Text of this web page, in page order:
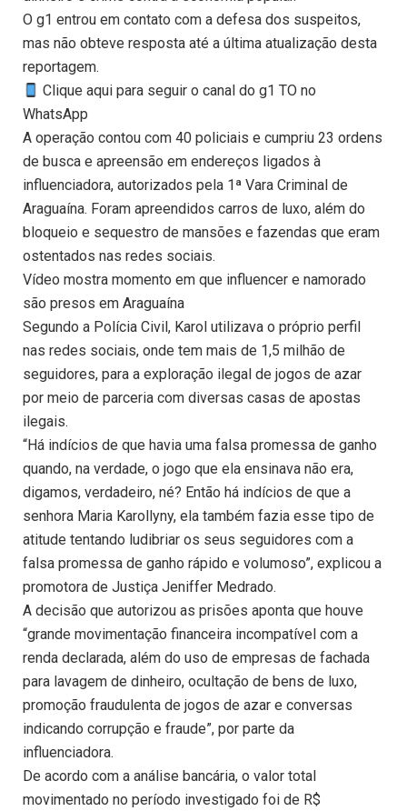
O g1 entrou em contato com a defesa dos suspeitos,
mas não obteve resposta até a última atualização desta
reportagem.
Clique aqui para seguir o canal do g1 TO no
WhatsApp
A operação contou com 40 policiais e cumpriu 23 ordens
de busca e apreensão em endereços ligados à
influenciadora, autorizados pela 1ª Vara Criminal de
Araguaína. Foram apreendidos carros de luxo, além do
bloqueio e sequestro de mansões e fazendas que eram
ostentados nas redes sociais.
Vídeo mostra momento em que influencer e namorado
são presos em Araguaína
Segundo a Polícia Civil, Karol utilizava o próprio perfil
nas redes sociais, onde tem mais de 1,5 milhão de
seguidores, para a exploração ilegal de jogos de azar
por meio de parceria com diversas casas de apostas
ilegais.
“Há indícios de que havia uma falsa promessa de ganho
quando, na verdade, o jogo que ela ensinava não era,
digamos, verdadeiro, né? Então há indícios de que a
senhora Maria Karollyny, ela também fazia esse tipo de
atitude tentando ludibriar os seus seguidores com a
falsa promessa de ganho rápido e volumoso”, explicou a
promotora de Justiça Jeniffer Medrado.
A decisão que autorizou as prisões aponta que houve
“grande movimentação financeira incompatível com a
renda declarada, além do uso de empresas de fachada
para lavagem de dinheiro, ocultação de bens de luxo,
promoção fraudulenta de jogos de azar e conversas
indicando corrupção e fraude”, por parte da
influenciadora.
De acordo com a análise bancária, o valor total
movimentado no período investigado foi de R$